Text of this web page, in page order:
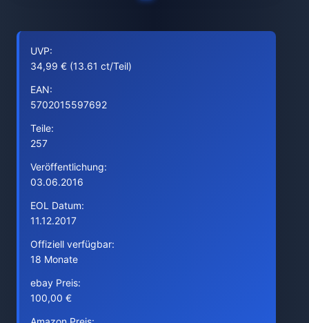
UVP:
34,99 € (13.61 ct/Teil)
EAN:
5702015597692
Teile:
257
Veröffentlichung:
03.06.2016
EOL Datum:
11.12.2017
Offiziell verfügbar:
18 Monate
ebay Preis:
100,00 €